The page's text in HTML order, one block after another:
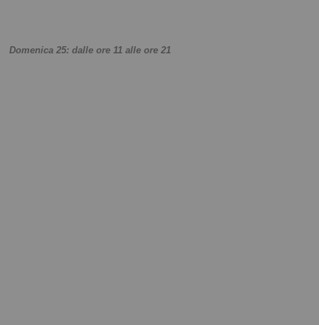
Domenica 25: dalle ore 11 alle ore 21